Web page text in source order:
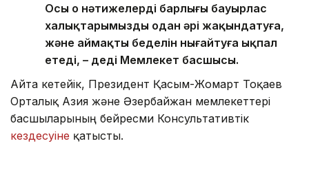
Осы оң нәтижелердің барлығы бауырлас
халықтарымызды одан әрі жақындатуға,
және аймақтың беделін нығайтуға ықпал
етеді, – деді Мемлекет басшысы.
Айта кетейік, Президент Қасым-Жомарт Тоқаев
Орталық Азия және Әзербайжан мемлекеттері
басшыларының бейресми Консультативтік
кездесуіне қатысты.